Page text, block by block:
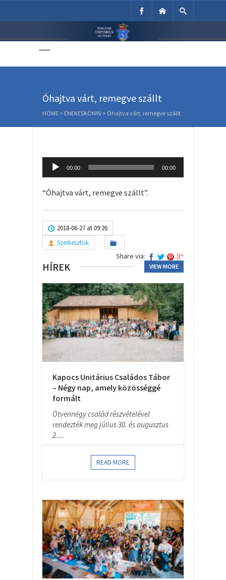
Unitárius Egyház
Óhajtva várt, remegve szállt
HOME > ÉNEKESKÖNYV > Óhajtva várt, remegve szállt
Audio
Player
00:00 00:00
“Óhajtva várt, remegve szállt”.
2018-06-27 at 09:26
Szerkesztok
Share via:
HÍREK VIEW MORE
Kapocs Unitárius Családos Tábor
– Négy nap, amely közösséggé
formált
Ötvennégy család részvételével
rendezték meg július 30. és augusztus
2....
READ MORE